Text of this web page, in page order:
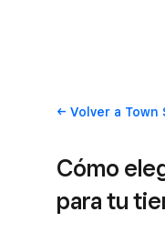
Volvera Town
Cómo
para tu